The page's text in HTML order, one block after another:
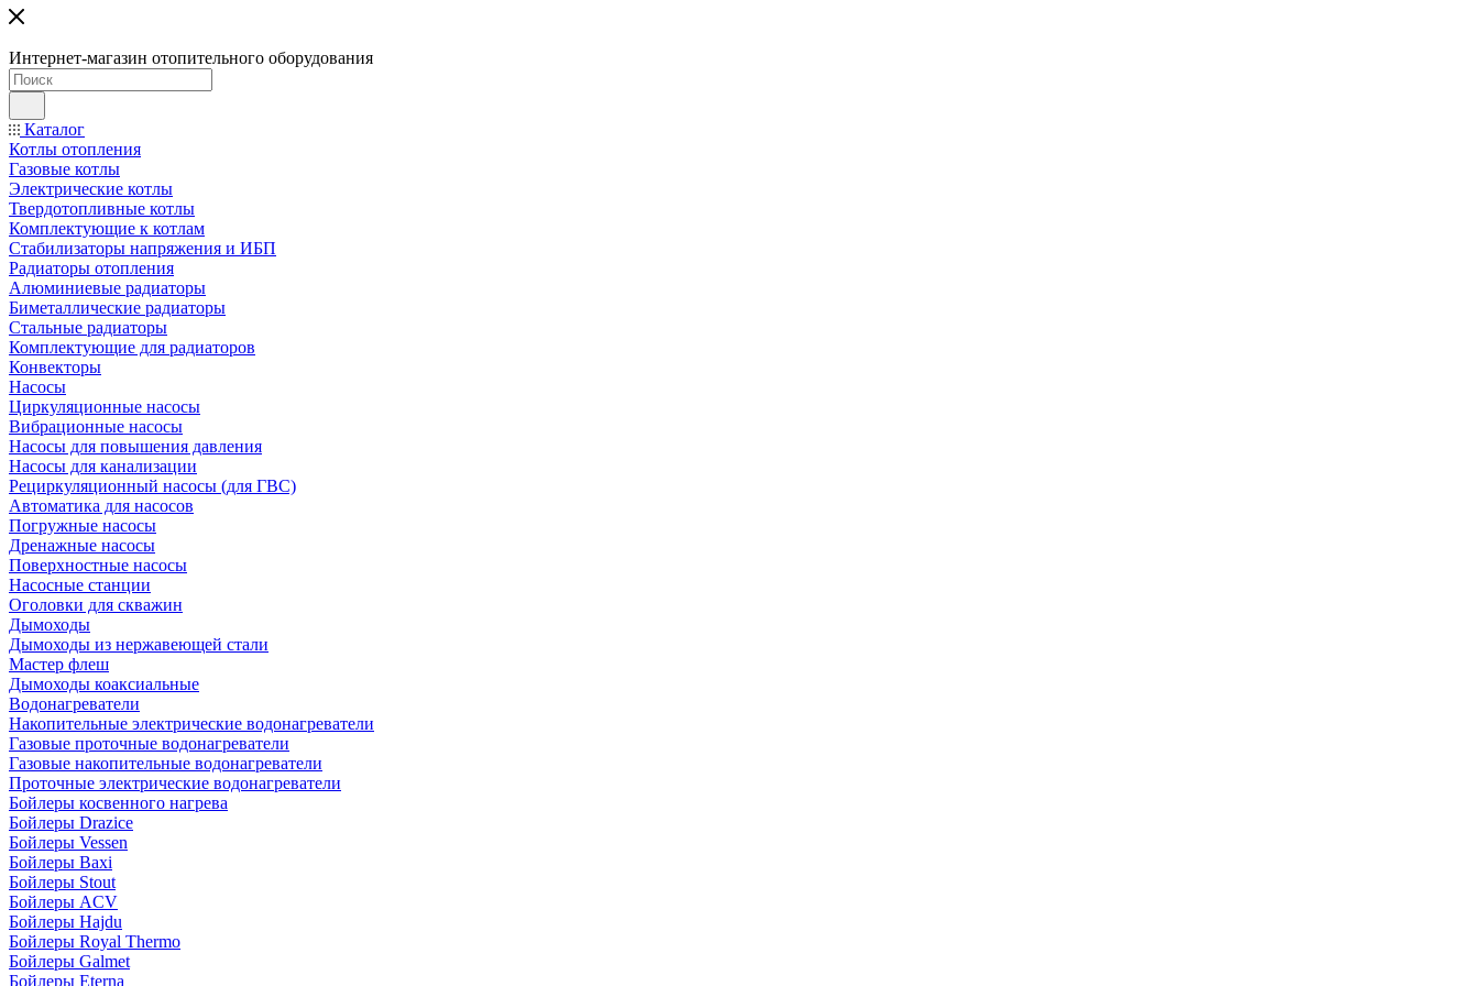
Интернет-магазин отопительного оборудования
Каталог
Котлы отопления
Газовые котлы
Электрические котлы
Твердотопливные котлы
Комплектующие к котлам
Стабилизаторы напряжения и ИБП
Радиаторы отопления
Алюминиевые радиаторы
Биметаллические радиаторы
Стальные радиаторы
Комплектующие для радиаторов
Конвекторы
Насосы
Циркуляционные насосы
Вибрационные насосы
Насосы для повышения давления
Насосы для канализации
Рециркуляционный насосы (для ГВС)
Автоматика для насосов
Погружные насосы
Дренажные насосы
Поверхностные насосы
Насосные станции
Оголовки для скважин
Дымоходы
Дымоходы из нержавеющей стали
Мастер флеш
Дымоходы коаксиальные
Водонагреватели
Накопительные электрические водонагреватели
Газовые проточные водонагреватели
Газовые накопительные водонагреватели
Проточные электрические водонагреватели
Бойлеры косвенного нагрева
Бойлеры Drazice
Бойлеры Vessen
Бойлеры Baxi
Бойлеры Stout
Бойлеры ACV
Бойлеры Hajdu
Бойлеры Royal Thermo
Бойлеры Galmet
Бойлеры Eterna